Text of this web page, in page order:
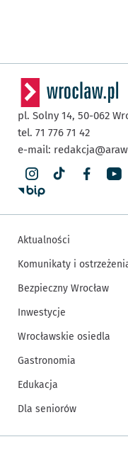
pl. Solny 14, 50-062
tel. 71 776 71 42
e-mail:
Aktualności
Komunikaty i
Bezpieczny Wrocław
Inwestycje
Wrocławskie osiedla
Gastronomia
Edukacja
Dla seniorów